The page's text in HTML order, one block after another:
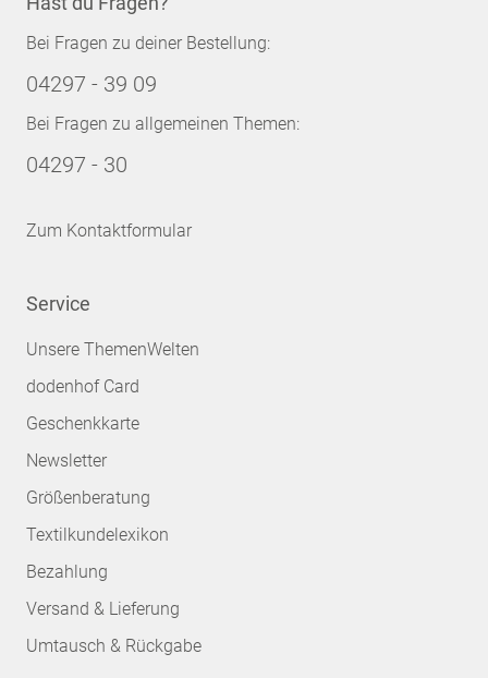
Bei Fragen zu deiner Bestellung:
04297 - 39 09
Bei Fragen zu allgemeinen Themen:
04297 - 30
Zum Kontaktformular
Service
Unsere ThemenWelten
dodenhof Card
Geschenkkarte
Newsletter
Größenberatung
Textilkundelexikon
Bezahlung
Versand & Lieferung
Umtausch & Rückgabe